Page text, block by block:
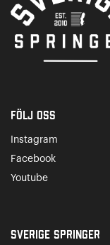
Följ oss
Instagram
Facebook
Youtube
Sverige Springer